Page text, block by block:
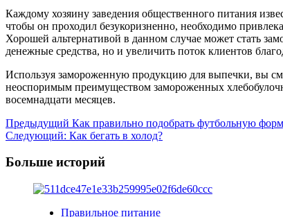
Каждому хозяину заведения общественного питания
чтобы он проходил безукоризненно, необходимо
Хорошей альтернативой в данном случае может стать
денежные средства, но и увеличить поток клиентов
Используя замороженную продукцию для выпечки, вы
неоспоримым преимуществом замороженных
восемнадцати месяцев.
Навигация
записи
Предыдущий Как правильно подобрать футбольную
Следующий: Как бегать в холод?
Больше историй
Правильное питание